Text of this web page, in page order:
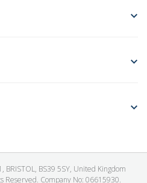
BRISTOL, BS39 5SY, United Kingdom
Reserved. Company No: 06615930.